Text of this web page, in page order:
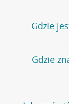
Gdzie
Jeśli szukasz
stronęPlacówki
wygodna
oddziałów
Gdzie
Bank Credit